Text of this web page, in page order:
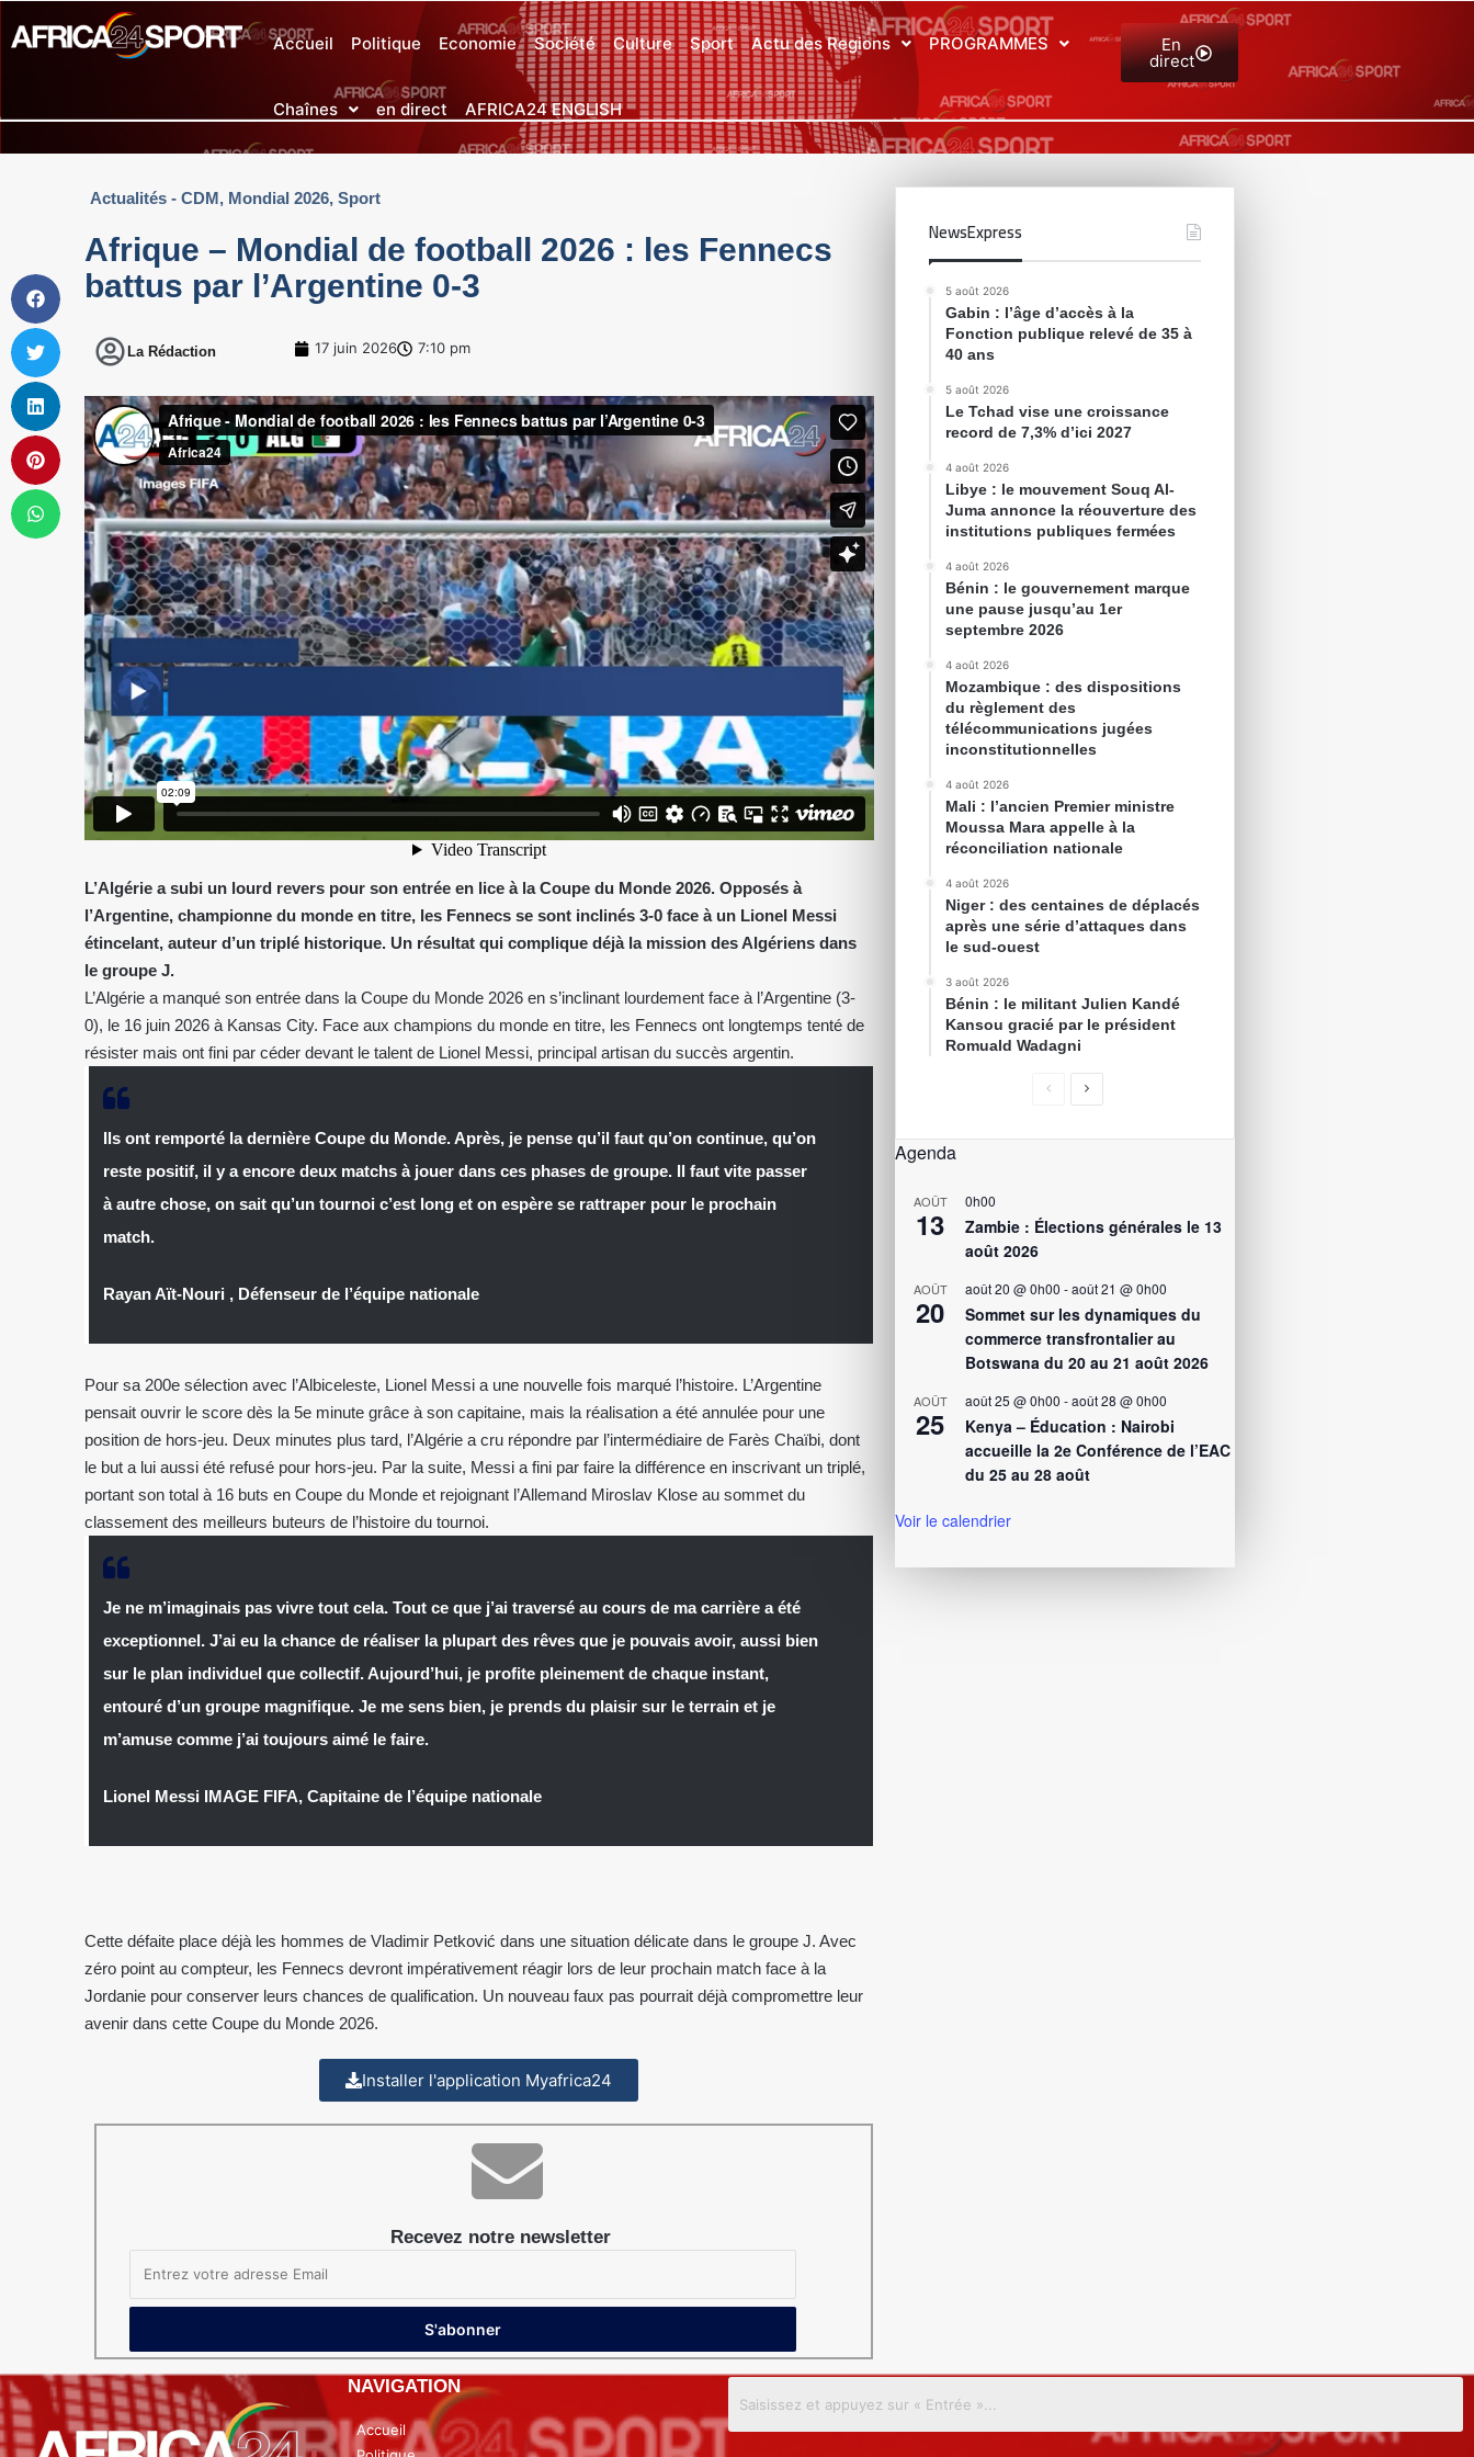
Accueil Politique Economie Société Culture Sport Actu des Regions PROGRAMMES
Chaînes en direct AFRICA24 ENGLISH
En
direct
Actualités - CDM, Mondial 2026, Sport
Afrique – Mondial de football 2026 : les Fennecs
battus par l’Argentine 0-3
La Rédaction 17 juin 2026 7:10 pm
L’Algérie a subi un lourd revers pour son entrée en lice à la Coupe du Monde 2026. Opposés à
l’Argentine, championne du monde en titre, les Fennecs se sont inclinés 3-0 face à un Lionel Messi
étincelant, auteur d’un triplé historique. Un résultat qui complique déjà la mission des Algériens dans
le groupe J.
L’Algérie a manqué son entrée dans la Coupe du Monde 2026 en s’inclinant lourdement face à l’Argentine (3-
0), le 16 juin 2026 à Kansas City. Face aux champions du monde en titre, les Fennecs ont longtemps tenté de
résister mais ont fini par céder devant le talent de Lionel Messi, principal artisan du succès argentin.
Ils ont remporté la dernière Coupe du Monde. Après, je pense qu’il faut qu’on continue, qu’on
reste positif, il y a encore deux matchs à jouer dans ces phases de groupe. Il faut vite passer
à autre chose, on sait qu’un tournoi c’est long et on espère se rattraper pour le prochain
match.
Rayan Aït-Nouri , Défenseur de l’équipe nationale
Pour sa 200e sélection avec l’Albiceleste, Lionel Messi a une nouvelle fois marqué l’histoire. L’Argentine
pensait ouvrir le score dès la 5e minute grâce à son capitaine, mais la réalisation a été annulée pour une
position de hors-jeu. Deux minutes plus tard, l’Algérie a cru répondre par l’intermédiaire de Farès Chaïbi, dont
le but a lui aussi été refusé pour hors-jeu. Par la suite, Messi a fini par faire la différence en inscrivant un triplé,
portant son total à 16 buts en Coupe du Monde et rejoignant l’Allemand Miroslav Klose au sommet du
classement des meilleurs buteurs de l’histoire du tournoi.
Je ne m’imaginais pas vivre tout cela. Tout ce que j’ai traversé au cours de ma carrière a été
exceptionnel. J’ai eu la chance de réaliser la plupart des rêves que je pouvais avoir, aussi bien
sur le plan individuel que collectif. Aujourd’hui, je profite pleinement de chaque instant,
entouré d’un groupe magnifique. Je me sens bien, je prends du plaisir sur le terrain et je
m’amuse comme j’ai toujours aimé le faire.
Lionel Messi IMAGE FIFA, Capitaine de l’équipe nationale
Cette défaite place déjà les hommes de Vladimir Petković dans une situation délicate dans le groupe J. Avec
zéro point au compteur, les Fennecs devront impérativement réagir lors de leur prochain match face à la
Jordanie pour conserver leurs chances de qualification. Un nouveau faux pas pourrait déjà compromettre leur
avenir dans cette Coupe du Monde 2026.
Installer l'application Myafrica24
Recevez notre newsletter
NewsExpress
5 août 2026
Gabin : l’âge d’accès à la
Fonction publique relevé de 35 à
40 ans
5 août 2026
Le Tchad vise une croissance
record de 7,3% d’ici 2027
4 août 2026
Libye : le mouvement Souq Al-
Juma annonce la réouverture des
institutions publiques fermées
4 août 2026
Bénin : le gouvernement marque
une pause jusqu’au 1er
septembre 2026
4 août 2026
Mozambique : des dispositions
du règlement des
télécommunications jugées
inconstitutionnelles
4 août 2026
Mali : l’ancien Premier ministre
Moussa Mara appelle à la
réconciliation nationale
4 août 2026
Niger : des centaines de déplacés
après une série d’attaques dans
le sud-ouest
3 août 2026
Bénin : le militant Julien Kandé
Kansou gracié par le président
Romuald Wadagni
Agenda
AOÛT
13
0h00
Zambie : Élections générales le 13
août 2026
AOÛT
20
août 20 @ 0h00 -août 21 @ 0h00
Sommet sur les dynamiques du
commerce transfrontalier au
Botswana du 20 au 21 août 2026
AOÛT
25
août 25 @ 0h00 -août 28 @ 0h00
Kenya – Éducation : Nairobi
accueille la 2e Conférence de l’EAC
du 25 au 28 août
Voir le calendrier
NAVIGATION
Accueil